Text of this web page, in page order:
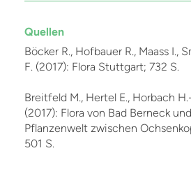
Quellen
Böcker R., Hofbauer R., Maass I.,
F. (2017): Flora Stuttgart; 732 S.
Breitfeld M., Hertel E., Horbach
(2017): Flora von Bad Berneck
Pflanzenwelt zwischen
501 S.